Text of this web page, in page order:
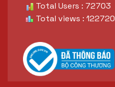
Total Users : 72703
Total views : 122720